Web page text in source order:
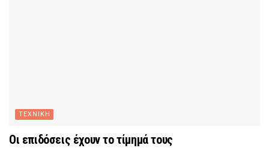
ΤΕΧΝΙΚΗ
Οι επιδόσεις έχουν το τίμημά τους